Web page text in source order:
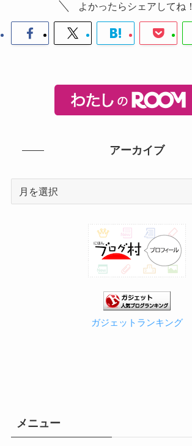
よかったらシェアしてね！
アーカイブ
ガジェットランキング
メニュー